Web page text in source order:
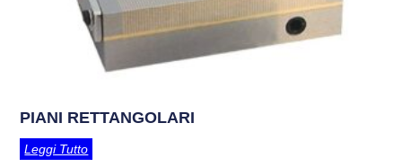
PIANI RETTANGOLARI
Leggi Tutto